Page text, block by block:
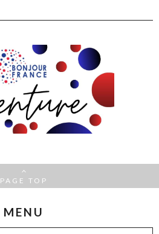
PAGE TOP
MENU